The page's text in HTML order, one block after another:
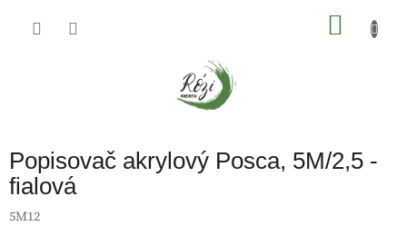
Popisovač akrylový Posca, 5M/2,5 -
fialová
5M12